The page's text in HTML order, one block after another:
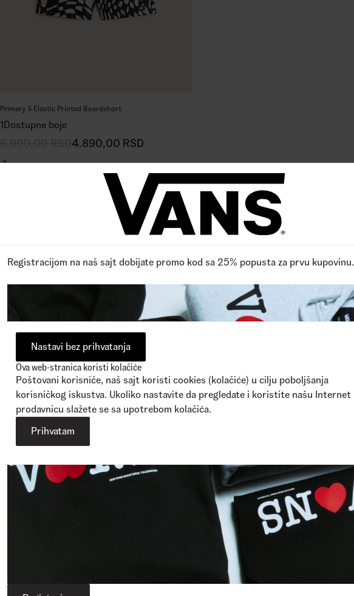
Primary Ii Elastic Printed Boardshort
1Dostupne boje
4.890,00 RSD
Registracijom na naš sajt dobijate promo kod sa 25% popusta za prvu kupovinu.
Nastavi bez prihvatanja
Ova web-stranica koristi kolačiće
Poštovani korisniče, naš sajt koristi cookies (kolačiće) u cilju poboljšanja
korisničkog iskustva. Ukoliko nastavite da pregledate i koristite našu Internet
prodavnicu slažete se sa upotrebom kolačića.
Prihvatam